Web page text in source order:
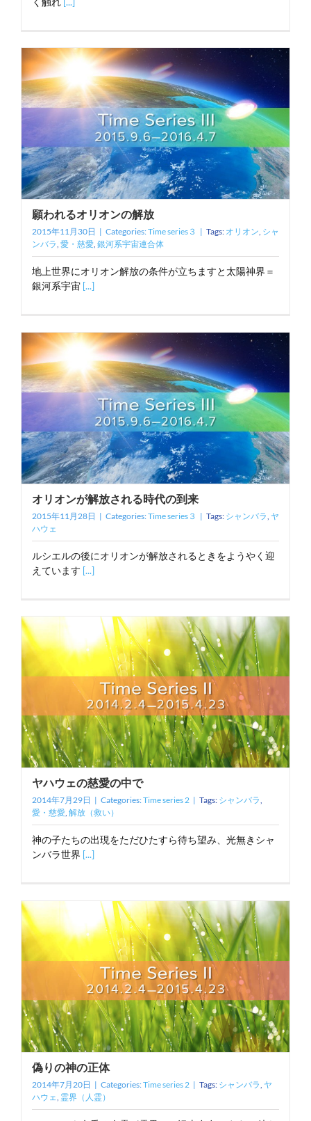
願われるオリオンの解放
2015年11月30日 | Categories:Time series３ | Tags: オリオン, シャ
ンバラ, 愛・慈愛, 銀河系宇宙連合体
地上世界にオリオン解放の条件が立ちますと太陽神界＝
銀河系宇宙 [...]
オリオンが解放される時代の到来
2015年11月28日 | Categories:Time series３ | Tags: シャンバラ, ヤ
ハウェ
ルシエルの後にオリオンが解放されるときをようやく迎
えています [...]
ヤハウェの慈愛の中で
2014年7月29日 | Categories:Time series 2 | Tags: シャンバラ,
愛・慈愛, 解放（救い）
神の子たちの出現をただひたすら待ち望み、光無きシャ
ンバラ世界 [...]
偽りの神の正体
2014年7月20日 | Categories:Time series 2 | Tags: シャンバラ, ヤ
ハウェ, 霊界（人霊）